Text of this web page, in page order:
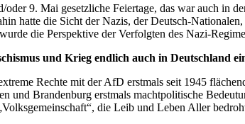
9. Mai gesetzliche Feiertage, das war auch in
hatte die Sicht der Nazis, der Deutsch-
die Perspektive der Verfolgten des Nazi-
und Krieg endlich auch in Deutschland
Rechte mit der AfD erstmals seit 1945
und Brandenburg erstmals machtpolitische
die Leib und Leben Aller